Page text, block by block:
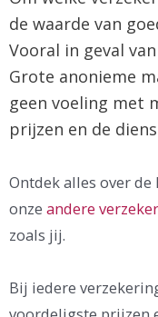
de waarde van
Vooral in geval
Grote anonieme
geen voeling met
prijzen en de
Ontdek alles over
onze andere
zoals jij.
Bij iedere